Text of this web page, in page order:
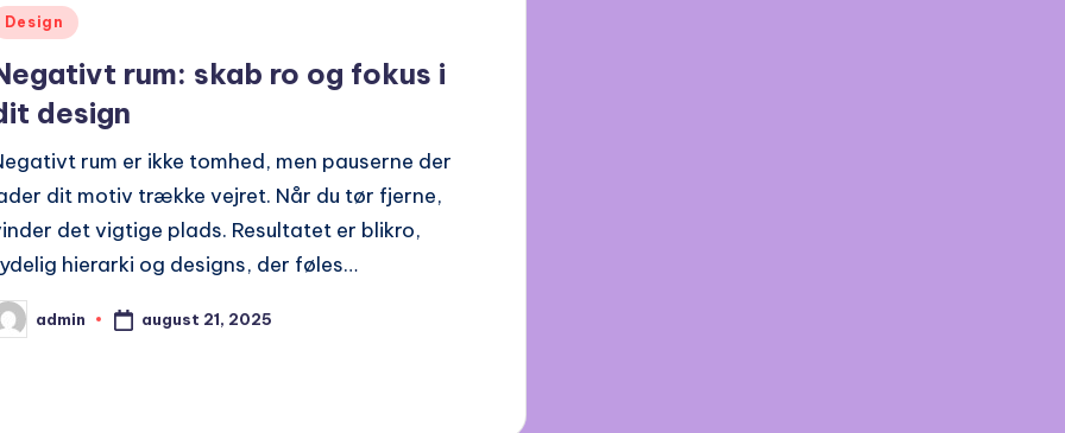
Design
rum: skab ro og fokus i
design
rum er ikke tomhed, men pauserne der
dit motiv trække vejret. Når du tør fjerne,
det vigtige plads. Resultatet er blikro,
hierarki og designs, der føles…
admin august 21, 2025